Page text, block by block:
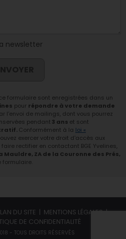
newsletter
formulaire sont enregistrées dans un
pour répondre à votre demande
l'envoi de mailings, dont vous pourrez
pendant 3 ans et sont
Conformément à la loi «
exercer votre droit d'accès aux
rectifier en contactant BGE Yvelines,
Mauldre, ZA de la Couronne des Prés,
formulaire.
DU SITE | MENTIONS LÉGALES|
DE CONFIDENTIALITÉ
- TOUS DROITS RÉSERVÉS